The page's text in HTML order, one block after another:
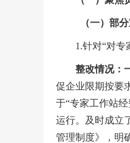
（一）部分重
1.针对“对专家
整改情况：
促企业限期按要
于“专家工作站
运行。及时成立
管理制度》，明